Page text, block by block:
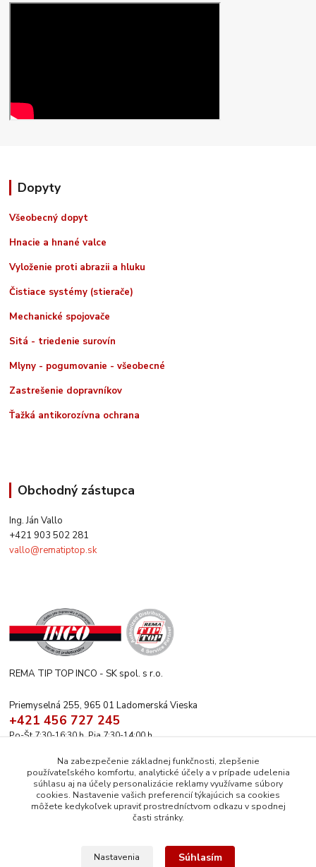
Dopyty
Všeobecný dopyt
Hnacie a hnané valce
Vyloženie proti abrazii a hluku
Čistiace systémy (stierače)
Mechanické spojovače
Sitá - triedenie surovín
Mlyny - pogumovanie - všeobecné
Zastrešenie dopravníkov
Ťažká antikorozívna ochrana
Obchodný zástupca
Ing. Ján Vallo
+421 903 502 281
vallo@rematiptop.sk
REMA TIP TOP INCO - SK spol. s r.o.
Priemyselná 255, 965 01 Ladomerská Vieska
+421 456 727 245
Po-Št 7:30-16:30 h. Pia 7:30-14:00 h.
rematiptop@rematiptop.sk
Na zabezpečenie základnej funkčnosti, zlepšenie
používateľského komfortu, analytické účely a v prípade udelenia
súhlasu aj na účely personalizácie reklamy využívame súbory
cookies. Nastavenie vašich preferencií týkajúcich sa cookies
môžete kedykoľvek upraviť prostredníctvom odkazu v spodnej
časti stránky.
Nastavenia Súhlasím